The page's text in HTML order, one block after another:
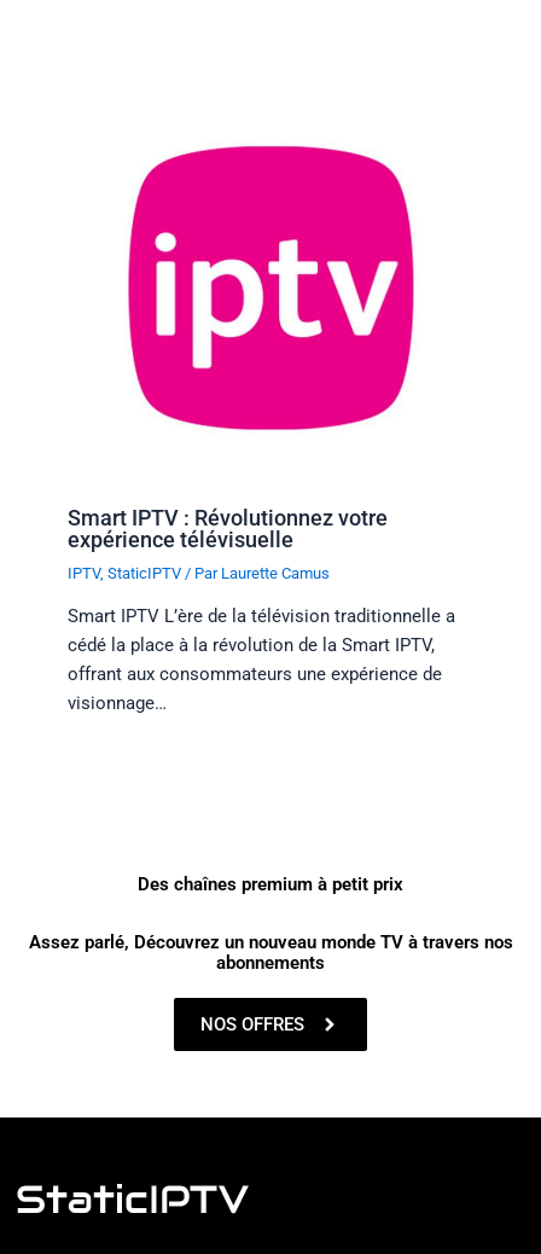
Smart IPTV : Révolutionnez votre
expérience télévisuelle
IPTV,StaticIPTV / Par Laurette Camus
Smart IPTV L’ère de la télévision traditionnelle a
cédé la place à la révolution de la Smart IPTV,
offrant aux consommateurs une expérience de
visionnage…
Des chaînes premium à petit prix
Assez parlé, Découvrez un nouveau monde TV à travers nos
abonnements
NOS OFFRES